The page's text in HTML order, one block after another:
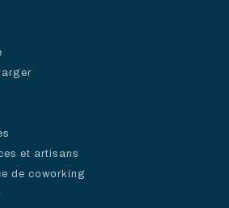
et artisans
de coworking